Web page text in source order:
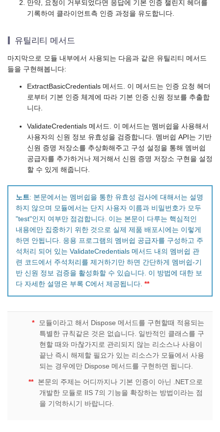
만약, 요청이 거부되었다면 응답에 기본 인증 챌린지 헤더를
기록하여 클라이언트측 인증 과정을 유도합니다.
유틸리티 메서드
마지막으로 모듈 내부에서 사용되는 다음과 같은 유틸리티 메서드
들을 구현해봅니다:
ExtractBasicCredentials 메서드. 이 메서드는 인증 요청 헤더
로부터 기본 인증 체계에 따라 기본 인증 신원 정보를 추출합
니다.
ValidateCredentials 메서드. 이 메서드는 멤버쉽을 사용해서
사용자의 신원 정보 유효성을 검증합니다. 멤버쉽 API는 기반
신원 증명 저장소를 추상화해주고 구성 설정을 통해 멤버쉽
공급자를 추가하거나 제거해서 신원 증명 저장소 구현을 설정
할 수 있게 해줍니다.
노트: 본문에서는 멤버쉽을 통한 유효성 검사에 대해서는 설명
하지 않으며 모듈에서는 단지 사용자 이름과 비밀번호가 모두
"test"인지 여부만 점검합니다. 이는 본문이 다루는 핵심적인
내용에만 집중하기 위한 것으로 실제 제품 배포시에는 이렇게
하면 안됩니다. 응용 프로그램의 멤버쉽 공급자를 구성하고 주
석처리 되어 있는 ValidateCredentials 메서드 내의 멤버쉽 관
련 코드에서 주석처리를 제거하기만 하면 간단하게 멤버쉽-기
반 신원 정보 검증을 활성화할 수 있습니다. 이 방법에 대한 보
다 자세한 설명은 부록 C에서 제공됩니다. **
*
모듈이라고 해서 Dispose 메서드를 구현할때 적용되는
특별한 규칙같은 것은 없습니다. 일반적인 클래스를 구
현할 때와 마찮가지로 관리되지 않는 리소스나 사용이
끝난 즉시 해제할 필요가 있는 리소스가 모듈에서 사용
되는 경우에만 Dispose 메서드를 구현하면 됩니다.
**
본문의 주제는 어디까지나 기본 인증이 아닌 .NET으로
개발한 모듈로 IIS 7의 기능을 확장하는 방법이라는 점
을 기억하시기 바랍니다.